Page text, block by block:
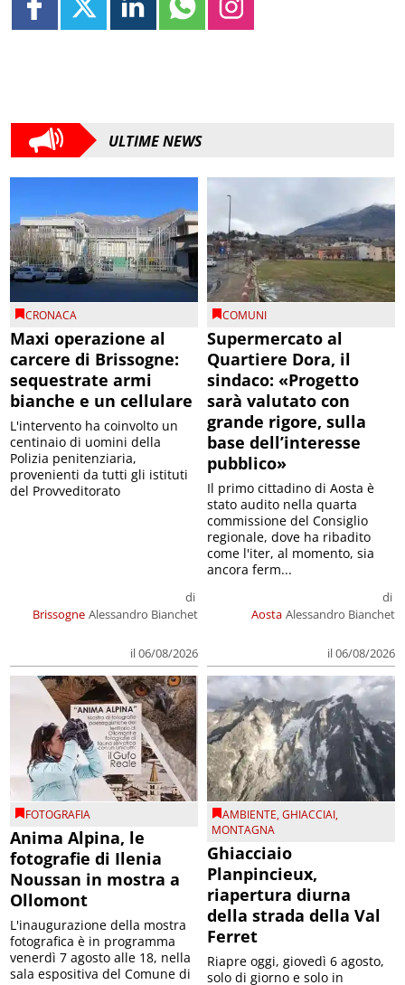
ULTIME NEWS
CRONACA
Maxi operazione al
carcere di Brissogne:
sequestrate armi
bianche e un cellulare
Brissogne
di
Alessandro Bianchet
il 06/08/2026
L'intervento ha coinvolto un
centinaio di uomini della
Polizia penitenziaria,
provenienti da tutti gli istituti
del Provveditorato
COMUNI
Supermercato al
Quartiere Dora, il
sindaco: «Progetto
sarà valutato con
grande rigore, sulla
base dell’interesse
pubblico»
Aosta
di
Alessandro Bianchet
il 06/08/2026
Il primo cittadino di Aosta è
stato audito nella quarta
commissione del Consiglio
regionale, dove ha ribadito
come l'iter, al momento, sia
ancora ferm...
FOTOGRAFIA
Anima Alpina, le
fotografie di Ilenia
Noussan in mostra a
Ollomont
L'inaugurazione della mostra
fotografica è in programma
venerdì 7 agosto alle 18, nella
sala espositiva del Comune di
AMBIENTE,GHIACCIAI,
MONTAGNA
Ghiacciaio
Planpincieux,
riapertura diurna
della strada della Val
Ferret
Riapre oggi, giovedì 6 agosto,
solo di giorno e solo in